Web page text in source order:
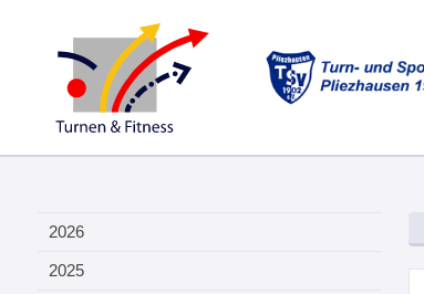
2026
2025